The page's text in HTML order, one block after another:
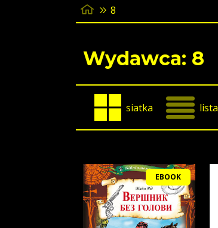
8
Wydawca: 8
siatka lista
EBOOK